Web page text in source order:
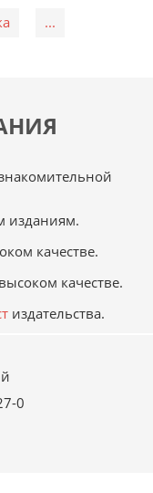
...
изданиям.
качестве.
качестве.
издательства.
0